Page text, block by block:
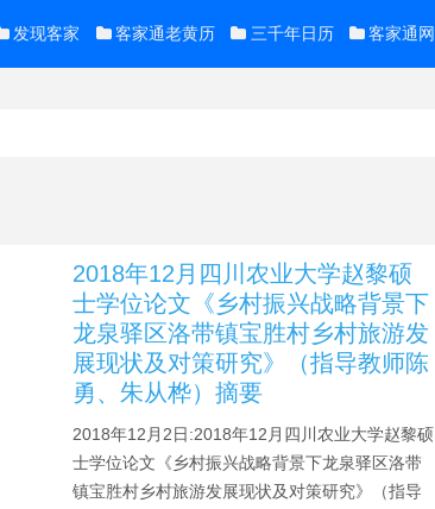
发现客家 客家通老黄历 三千年日历 客家通网
2018年12月四川农业大学赵黎硕
士学位论文《乡村振兴战略背景下
龙泉驿区洛带镇宝胜村乡村旅游发
展现状及对策研究》（指导教师陈
勇、朱从桦）摘要
2018年12月2日:2018年12月四川农业大学赵黎硕
士学位论文《乡村振兴战略背景下龙泉驿区洛带
镇宝胜村乡村旅游发展现状及对策研究》（指导